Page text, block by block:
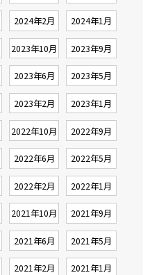
2024年2月 2024年1月
2023年10月 2023年9月
2023年6月 2023年5月
2023年2月 2023年1月
2022年10月 2022年9月
2022年6月 2022年5月
2022年2月 2022年1月
2021年10月 2021年9月
2021年6月 2021年5月
2021年2月 2021年1月